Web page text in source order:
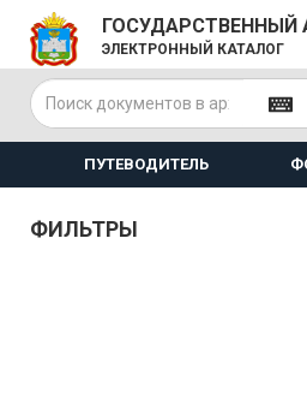
ГОСУДАРСТВЕННЫЙ
ЭЛЕКТРОННЫЙ КАТАЛОГ
ПУТЕВОДИТЕЛЬ
ФИЛЬТРЫ